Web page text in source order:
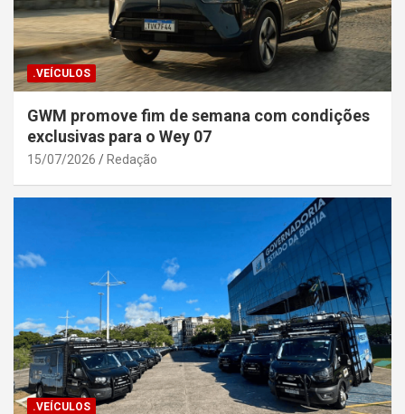
.VEÍCULOS
GWM promove fim de semana com condições
exclusivas para o Wey 07
15/07/2026 Redação
.VEÍCULOS